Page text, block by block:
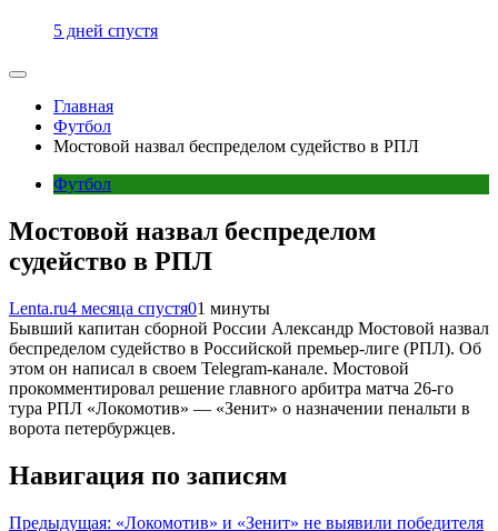
5 дней спустя
Главная
Футбол
Мостовой назвал беспределом судейство в РПЛ
Футбол
Мостовой назвал беспределом
судейство в РПЛ
Lenta.ru4 месяца спустя01 минуты
Бывший капитан сборной России Александр Мостовой назвал
беспределом судейство в Российской премьер-лиге (РПЛ). Об
этом он написал в своем Telegram-канале. Мостовой
прокомментировал решение главного арбитра матча 26-го
тура РПЛ «Локомотив» — «Зенит» о назначении пенальти в
ворота петербуржцев.
Навигация по записям
Предыдущая: «Локомотив» и «Зенит» не выявили победителя